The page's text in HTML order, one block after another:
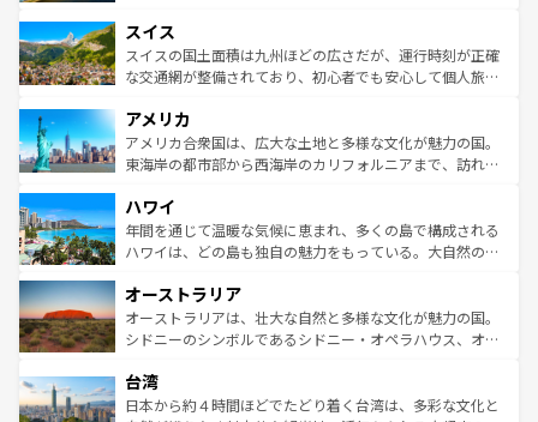
れる地方に足を運ぶとそれぞれで全く異なる文化を体験で
きるだろう。 なお、新着のフランス情報はコンテンツ一覧
を参照してほしい。
は、お酒好きな人にはぜひ体験してほしい。 なお、新着の
ドイツ情報はコンテンツ一覧を参照してほしい。
リアごとに異なる魅力がある。また、優雅なアフタヌーン
ティー、ビール好きにはたまらない英国パブ、サッカー観
戦など、本場だからこそできる体験も豊富。イギリスを旅
ンツ一覧を参照してほしい。
スイス
スイスの国土面積は九州ほどの広さだが、運行時刻が正確
な交通網が整備されており、初心者でも安心して個人旅行
の建物がそのまま残る町や、スイスならではのユニークな
博物館もあり、アルプス観光だけでなく町歩きも満喫する
ことができる。国民の所得が高いため物価も高いが、旅行
ば市内交通費無料で観光を楽しむこともできる。 なお、新
着のスイス情報はコンテンツ一覧 を参照してほしい。
アメリカ
アメリカ合衆国は、広大な土地と多様な文化が魅力の国。
東海岸の都市部から西海岸のカリフォルニアまで、訪れる
のような巨大都市は、観光、ショッピング、エンターテイ
ンメントが詰まった刺激的なスポットだ。一方、アメリカ
西部には大自然が広がり、グランドキャニオンやイエロー
部のニューオーリンズでは、音楽と美食が融合した独特の
文化が魅力。旅行者はアメリカの各地域で異なる魅力を楽
しみながら、その多様性と豊かな歴史を感じることができ
ならではの贅沢な旅のスタイルだ。 なお、新着のアメリカ
情報はコンテンツ一覧を参照してほしい。
ハワイ
年間を通じて温暖な気候に恵まれ、多くの島で構成される
ハワイは、どの島も独自の魅力をもっている。大自然の神
ワイ島は見逃せない。また、定番の観光地といえばオアフ
島だが、静かな自然を求めるならマウイ島やカウアイ島が
おすすめ。エメラルドグリーンに輝く海をはじめ、豊かな
れるおもてなしの心で訪れる人々を迎えてくれるハワイの
人々、おいしいローカルフードやハワイアンミュージッ
オーストラリア
オーストラリアは、壮大な自然と多様な文化が魅力の国。
シドニーのシンボルであるシドニー・オペラハウス、オー
リアリーフや大陸中央部にそびえるウルル（エアーズロッ
ク）、タスマニアの美しい原生林やケアンズの熱帯雨林な
台湾
日本から約４時間ほどでたどり着く台湾は、多彩な文化と